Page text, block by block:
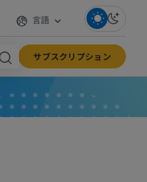
言語
サブスクリプション